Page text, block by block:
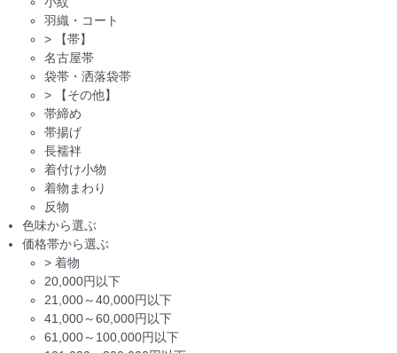
羽織・コート
>
【帯】
名古屋帯
袋帯・洒落袋帯
>
【その他】
帯締め
帯揚げ
長襦袢
着付け小物
着物まわり
反物
色味から選ぶ
価格帯から選ぶ
> 着物
20,000円以下
21,000～40,000円以下
41,000～60,000円以下
61,000～100,000円以下